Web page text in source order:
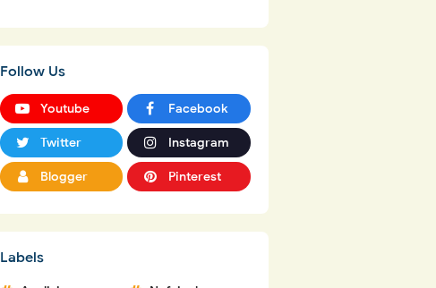
Follow Us
Youtube Facebook
Twitter Instagram
Blogger Pinterest
Labels